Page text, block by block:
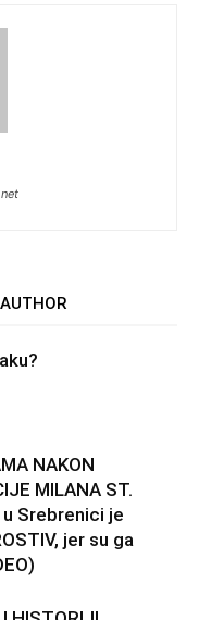
NAKON
MILANA ST.
u Srebrenici je
jer su ga